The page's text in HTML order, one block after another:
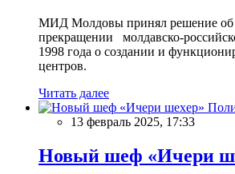
МИД Молдовы принял решение об
прекращении молдавско-
1998 года о создании и
центров.
Читать далее
13 февраль 2025, 17:33
Новый шеф «Ичери